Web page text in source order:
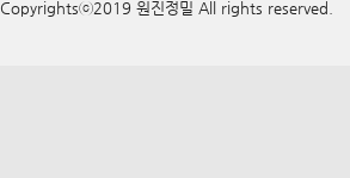
Copyrightsⓒ2019 원진정밀 All rights reserved.